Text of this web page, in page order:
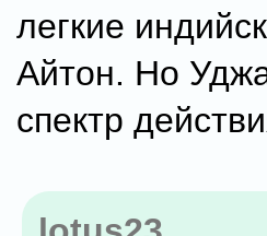
легкие
Айтон. Но
спектр